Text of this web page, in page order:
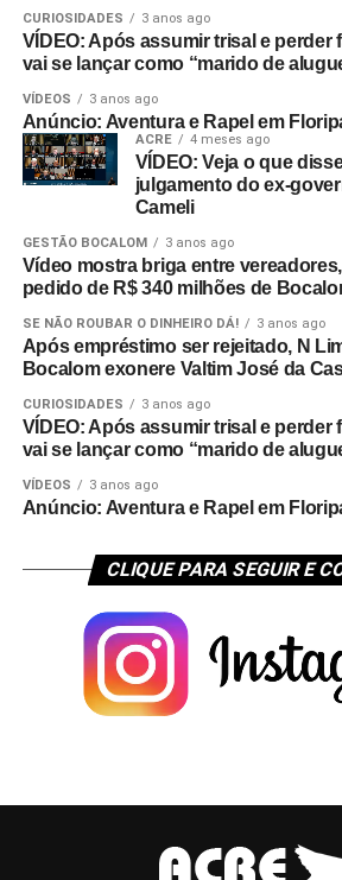
CURIOSIDADES 3 anos ago
VÍDEO: Após assumir trisal e perder
vai se lançar como “marido de
VÍDEOS 3 anos ago
Anúncio: Aventura e Rapel em
ACRE 4 meses ago
VÍDEO: Veja o que
julgamento do ex-
Cameli
GESTÃO BOCALOM 3 anos ago
Vídeo mostra briga entre
pedido de R$ 340 milhões de
SE NÃO ROUBAR O DINHEIRO DÁ! 3 anos ago
Após empréstimo ser rejeitado, N
Bocalom exonere Valtim José da
CURIOSIDADES 3 anos ago
VÍDEO: Após assumir trisal e perder
vai se lançar como “marido de
VÍDEOS 3 anos ago
Anúncio: Aventura e Rapel em
CLIQUE PARA SEGUIR E